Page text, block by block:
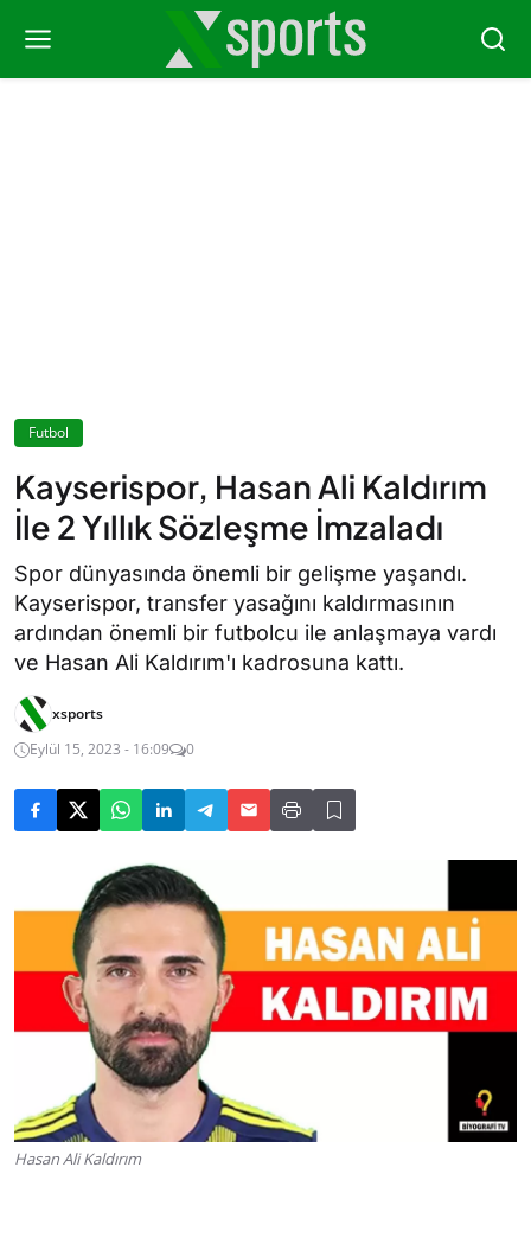
Futbol
Kayserispor, Hasan Ali Kaldırım
İle 2 Yıllık Sözleşme İmzaladı
Spor dünyasında önemli bir gelişme yaşandı.
Kayserispor, transfer yasağını kaldırmasının
ardından önemli bir futbolcu ile anlaşmaya vardı
ve Hasan Ali Kaldırım'ı kadrosuna kattı.
xsports
Eylül 15, 2023 - 16:09
0
Hasan Ali Kaldırım